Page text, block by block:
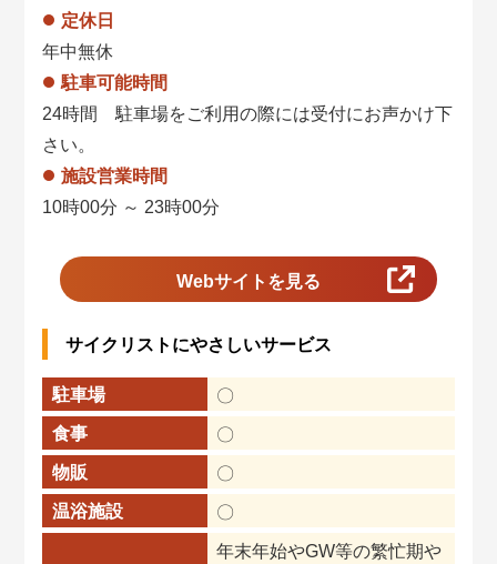
定休日
年中無休
駐車可能時間
24時間 駐車場をご利用の際には受付にお声かけ下
さい。
施設営業時間
10時00分 ～ 23時00分
Webサイトを見る
サイクリストにやさしいサービス
駐車場
〇
食事
〇
物販
〇
温浴施設
〇
年末年始やGW等の繁忙期や